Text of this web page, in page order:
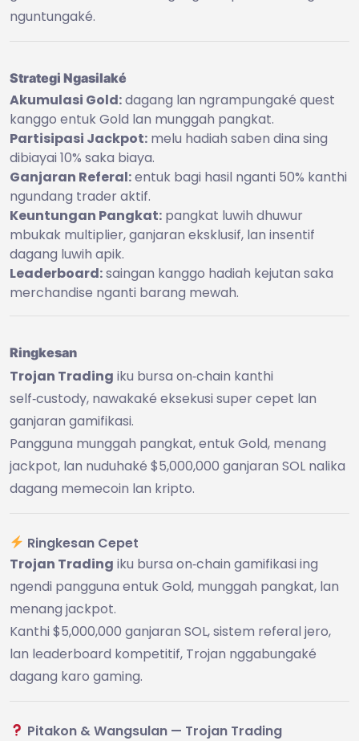
nguntungaké.
Strategi Ngasilaké
Akumulasi Gold:dagang lan ngrampungaké quest
kanggo entuk Gold lan munggah pangkat.
Partisipasi Jackpot: melu hadiah saben dina sing
dibiayai 10% saka biaya.
Ganjaran Referal:entuk bagi hasil nganti 50% kanthi
ngundang trader aktif.
Keuntungan Pangkat: pangkat luwih dhuwur
mbukak multiplier, ganjaran eksklusif, lan insentif
dagang luwih apik.
Leaderboard:saingan kanggo hadiah kejutan saka
merchandise nganti barang mewah.
Ringkesan
Trojan Trading iku bursa on‑chain kanthi
self‑custody, nawakaké eksekusi super cepet lan
ganjaran gamifikasi.
Pangguna munggah pangkat, entuk Gold, menang
jackpot, lan nuduhaké $5,000,000 ganjaran SOL nalika
dagang memecoin lan kripto.
Ringkesan Cepet
Trojan Trading iku bursa on‑chain gamifikasi ing
ngendi pangguna entuk Gold, munggah pangkat, lan
menang jackpot.
Kanthi $5,000,000 ganjaran SOL, sistem referal jero,
lan leaderboard kompetitif, Trojan nggabungaké
dagang karo gaming.
Pitakon & Wangsulan — Trojan Trading